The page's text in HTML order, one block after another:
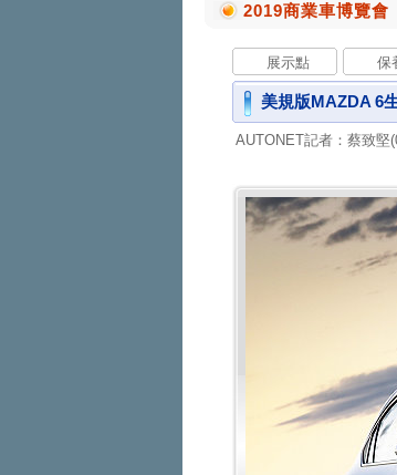
2019商業車博覽會
展示點 保
美規版MAZDA 6
AUTONET記者：蔡致堅